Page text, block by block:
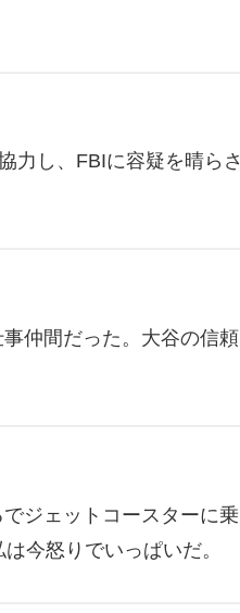
力し、FBIに容疑を晴らさ
仲間だった。大谷の信頼
ジェットコースターに乗
今怒りでいっぱいだ。